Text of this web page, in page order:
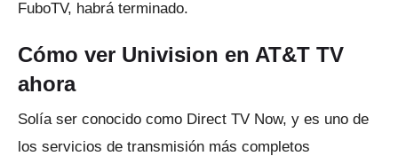
FuboTV, habrá terminado.
Cómo ver Univision en AT&T TV
ahora
Solía ​​ser conocido como Direct TV Now, y es uno de
los servicios de transmisión más completos